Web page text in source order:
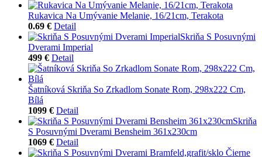
Rukavica Na Umývanie Melanie, 16/21cm, Terakota
0.69 € Detail
Skriňa S Posuvnými
Dverami Imperial
499 € Detail
Šatníková Skriňa So Zrkadlom Sonate Rom, 298x222 Cm,
Bílá
1099 € Detail
Skriňa
S Posuvnými Dverami Bensheim 361x230cm
1069 € Detail